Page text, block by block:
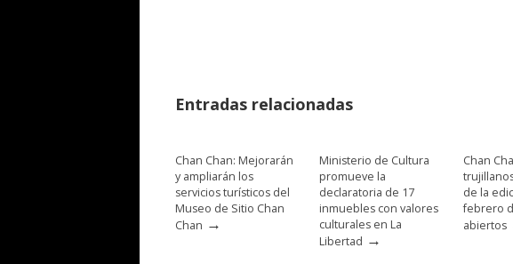
Entradas relacionadas
Chan Chan: Mejorarán
y ampliarán los
servicios turísticos del
Museo de Sitio Chan
Chan →
Ministerio de Cultura
promueve la
declaratoria de 17
inmuebles con valores
culturales en La
Libertad →
Chan
de la
febrero
abiertos